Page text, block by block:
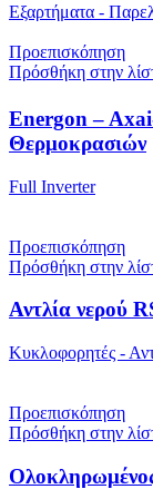
Εξαρτήματα -
Προεπισκόπηση
Πρόσθήκη στην
Energon –
Θερμοκρασιών
Full Inverter
Προεπισκόπηση
Πρόσθήκη στην
Αντλία νερού
Κυκλοφορητές -
Προεπισκόπηση
Πρόσθήκη στην